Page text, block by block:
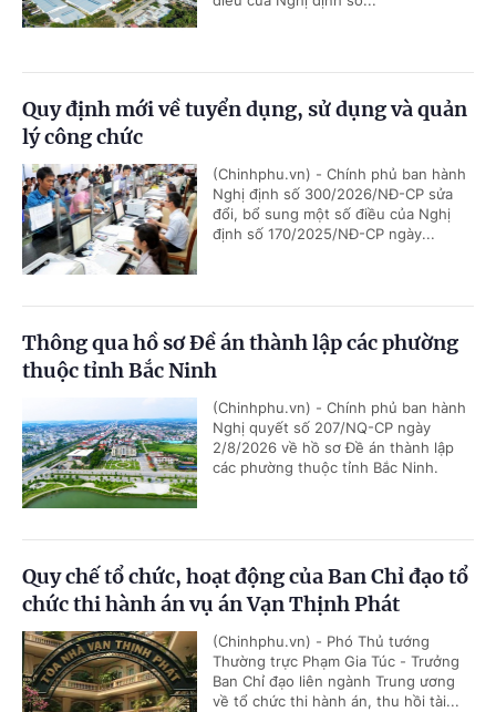
Quy định mới về tuyển dụng, sử dụng và quản
lý công chức
(Chinhphu.vn) - Chính phủ ban hành
Nghị định số 300/2026/NĐ-CP sửa
đổi, bổ sung một số điều của Nghị
định số 170/2025/NĐ-CP ngày...
Thông qua hồ sơ Đề án thành lập các phường
thuộc tỉnh Bắc Ninh
(Chinhphu.vn) - Chính phủ ban hành
Nghị quyết số 207/NQ-CP ngày
2/8/2026 về hồ sơ Đề án thành lập
các phường thuộc tỉnh Bắc Ninh.
Quy chế tổ chức, hoạt động của Ban Chỉ đạo tổ
chức thi hành án vụ án Vạn Thịnh Phát
(Chinhphu.vn) - Phó Thủ tướng
Thường trực Phạm Gia Túc - Trưởng
Ban Chỉ đạo liên ngành Trung ương
về tổ chức thi hành án, thu hồi tài...